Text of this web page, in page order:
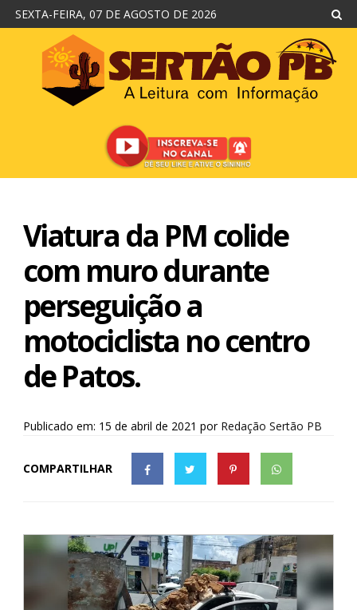
SEXTA-FEIRA, 07 DE AGOSTO DE 2026
Viatura da PM colide
com muro durante
perseguição a
motociclista no centro
de Patos.
Publicado em: 15 de abril de 2021 por Redação Sertão PB
COMPARTILHAR